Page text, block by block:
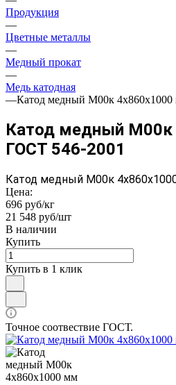
Продукция
—
Цветные металлы
—
Медный прокат
—
Медь катодная
—Катод медный М00к
Катод медный М00к
ГОСТ 546-2001
Катод медный М00к
Цена:
696 руб/кг
21 548 руб/шт
В наличии
Купить
Купить в 1 клик
Точное соотвествие ГОСТ.